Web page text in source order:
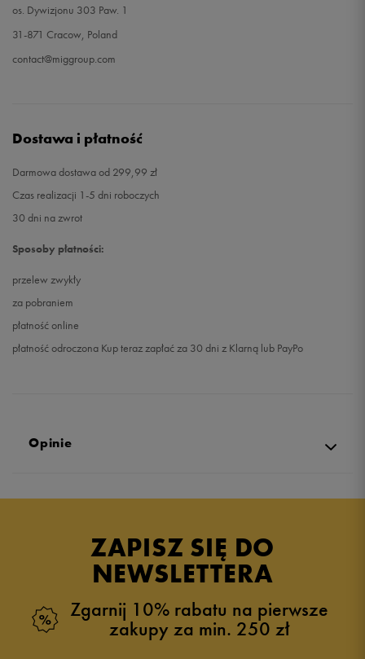
os. Dywizjonu 303 Paw. 1
31-871 Cracow, Poland
contact@miggroup.com
Dostawa i płatność
Darmowa dostawa od 299,99 zł
Czas realizacji 1-5 dni roboczych
30 dni na zwrot
Sposoby płatności:
przelew zwykły
za pobraniem
płatność online
płatność odroczona Kup teraz zapłać za 30 dni z Klarną lub PayPo
Opinie
ZAPISZ SIĘ DO
NEWSLETTERA
Zgarnij 10% rabatu na pierwsze
zakupy za min. 250 zł